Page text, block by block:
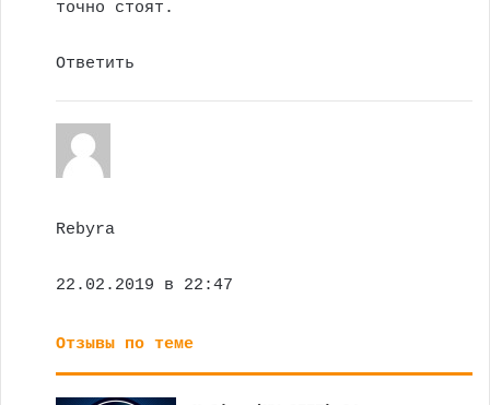
точно стоят.
Ответить
Rebyra
22.02.2019 в 22:47
Отзывы по теме